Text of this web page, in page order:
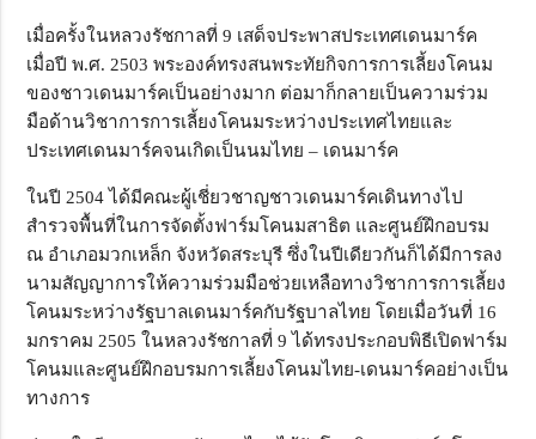
เมื่อครั้งในหลวงรัชกาลที่ 9 เสด็จประพาสประเทศเดนมาร์ค
เมื่อปี พ.ศ. 2503 พระองค์ทรงสนพระทัยกิจการการเลี้ยงโคนม
ของชาวเดนมาร์คเป็นอย่างมาก ต่อมาก็กลายเป็นความร่วม
มือด้านวิชาการการเลี้ยงโคนมระหว่างประเทศไทยและ
ประเทศเดนมาร์คจนเกิดเป็นนมไทย – เดนมาร์ค
ในปี 2504 ได้มีคณะผู้เชี่ยวชาญชาวเดนมาร์คเดินทางไป
สำรวจพื้นที่ในการจัดตั้งฟาร์มโคนมสาธิต และศูนย์ฝึกอบรม
ณ อำเภอมวกเหล็ก จังหวัดสระบุรี ซึ่งในปีเดียวกันก็ได้มีการลง
นามสัญญาการให้ความร่วมมือช่วยเหลือทางวิชาการการเลี้ยง
โคนมระหว่างรัฐบาลเดนมาร์คกับรัฐบาลไทย โดยเมื่อวันที่ 16
มกราคม 2505 ในหลวงรัชกาลที่ 9 ได้ทรงประกอบพิธีเปิดฟาร์ม
โคนมและศูนย์ฝึกอบรมการเลี้ยงโคนมไทย-เดนมาร์คอย่างเป็น
ทางการ